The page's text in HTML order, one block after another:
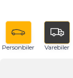
Personbiler Varebiler